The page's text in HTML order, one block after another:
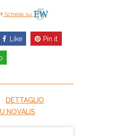
Scheda su
Like Pin it
DETTAGLIO
NOVALIS